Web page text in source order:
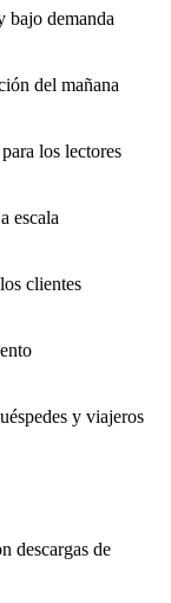
bajo demanda
del mañana
los lectores
escala
clientes
y viajeros
descargas de